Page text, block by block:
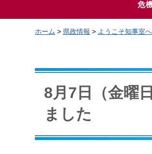
危
ホーム > 県政情報 > ようこそ知事室へ
8月7日（金曜
ました